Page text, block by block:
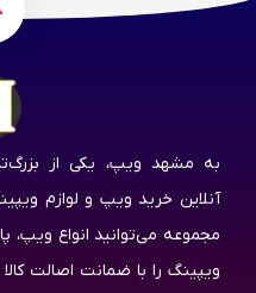
به مشهد ویپ، یکی از
آنلاین خرید ویپ و لوازم
مجموعه می‌توانید انواع
ویپینگ را با ضمانت اصالت